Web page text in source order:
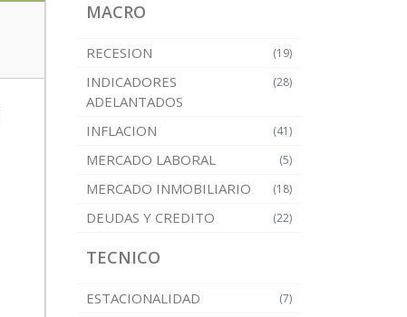
MACRO
(19)
RECESION
(28)
INDICADORES
ADELANTADOS
(41)
INFLACION
(5)
MERCADO LABORAL
(18)
MERCADO INMOBILIARIO
(22)
DEUDAS Y CREDITO
TECNICO
(7)
ESTACIONALIDAD